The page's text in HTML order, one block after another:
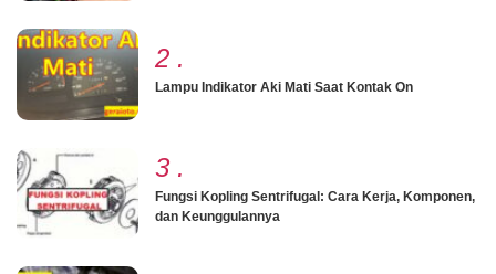
2 .
Lampu Indikator Aki Mati Saat Kontak On
3 .
Fungsi Kopling Sentrifugal: Cara Kerja, Komponen,
dan Keunggulannya